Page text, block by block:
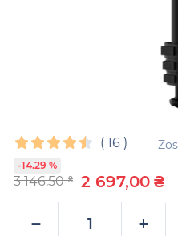
( 16 )
3 146,50 ₴ 2 697,00 ₴
-14.29 %
− +